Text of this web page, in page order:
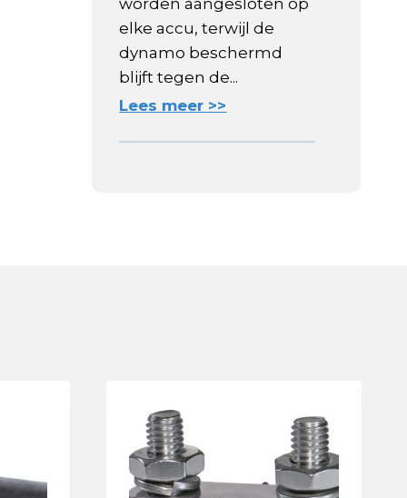
worden aangesloten op
elke accu, terwijl de
dynamo beschermd
blijft tegen de...
Lees meer >>